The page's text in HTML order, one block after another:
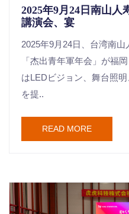
2025年9月24日南山人
講演会、宴
2025年9月24日、台湾南
「杰出青年軍年会」が福
はLEDビジョン、舞台照
を提..
READ MORE